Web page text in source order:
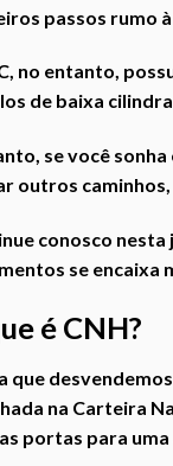
passos rumo
no entanto,
de baixa
se você
outros
conosco
se encaixa
é CNH?
que
na Carteira
portas para